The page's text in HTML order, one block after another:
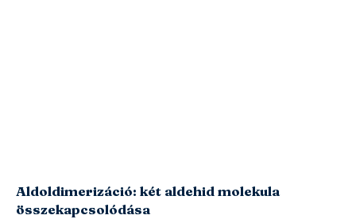
Aldoldimerizáció: két aldehid molekula
összekapcsolódása